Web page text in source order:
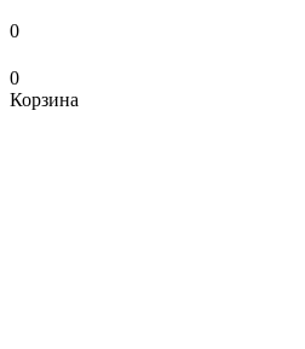
0
0
Корзина